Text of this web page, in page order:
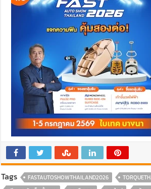
Tags FASTAUTOSHOWTHAILAND2026